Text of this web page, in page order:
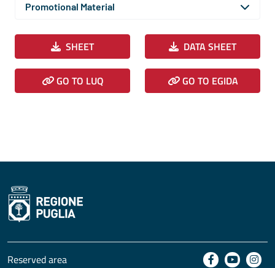
Promotional Material
SHEET DATA SHEET
GO TO LUQ GO TO EGIDA
Reserved area